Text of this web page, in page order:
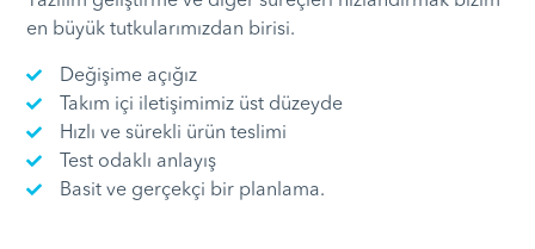
en büyük tutkularımızdan birisi.
Değişime açığız
Takım içi iletişimimiz üst düzeyde
Hızlı ve sürekli ürün teslimi
Test odaklı anlayış
Basit ve gerçekçi bir planlama.